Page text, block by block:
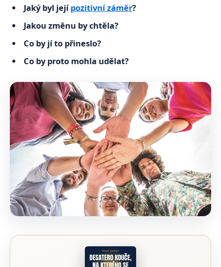
Jaký byl jejípozitivní záměr?
Jakou změnu by chtěla?
Co by jí to přineslo?
Co by proto mohla udělat?